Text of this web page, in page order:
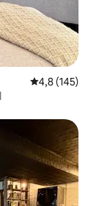
Évaluation
4,8 (145)